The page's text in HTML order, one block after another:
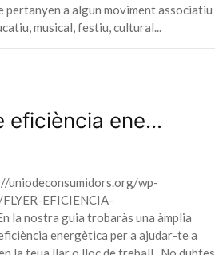
pertanyen a algun moviment associatiu
musical, festiu, cultural
eficiència ene...
uniodeconsumidors.org/wp-
EFICIENCIA-
la nostra guia trobaràs una àmplia
energètica per a ajudar-te a